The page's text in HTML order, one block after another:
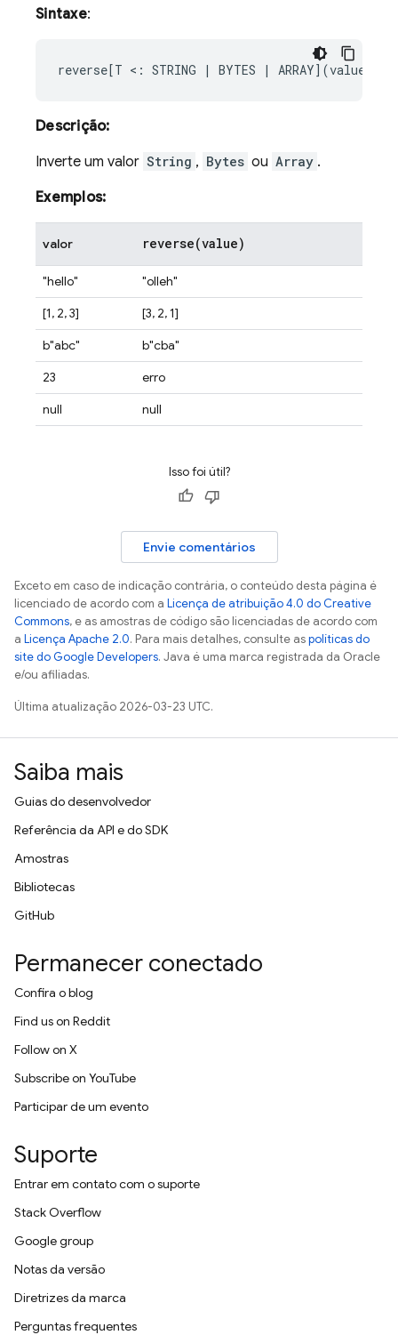
Sintaxe:
Descrição:
Inverte um valor String , Bytes ou Array .
Exemplos:
valor reverse(value)
"hello"
"olleh"
[1, 2, 3]
[3, 2, 1]
b"abc"
b"cba"
23
erro
null
null
Isso foi útil?
Envie comentários
Exceto em caso de indicação contrária, o conteúdo desta página é
licenciado de acordo com a Licença de atribuição 4.0 do Creative
Commons, e as amostras de código são licenciadas de acordo com
a Licença Apache 2.0. Para mais detalhes, consulte aspolíticas do
site do Google Developers. Java é uma marca registrada da Oracle
e/ou afiliadas.
Última atualização 2026-03-23 UTC.
Saiba mais
Guias do desenvolvedor
Referência da API e do SDK
Amostras
Bibliotecas
GitHub
Permanecer conectado
Confira o blog
Find us on Reddit
Follow on X
Subscribe on YouTube
Participar de um evento
Suporte
Entrar em contato com o suporte
Stack Overflow
Google group
Notas da versão
Diretrizes da marca
Perguntas frequentes